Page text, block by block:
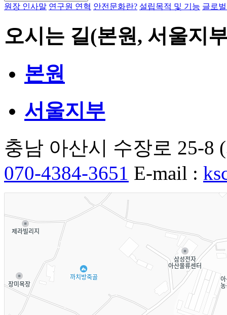
원장 인사말 연구원 연혁 안전문화란? 설립목적 및 기능 글로
오시는 길(본원, 서울지
본원
서울지부
충남 아산시 수장로 25-
070-4384-3651 E-mail :